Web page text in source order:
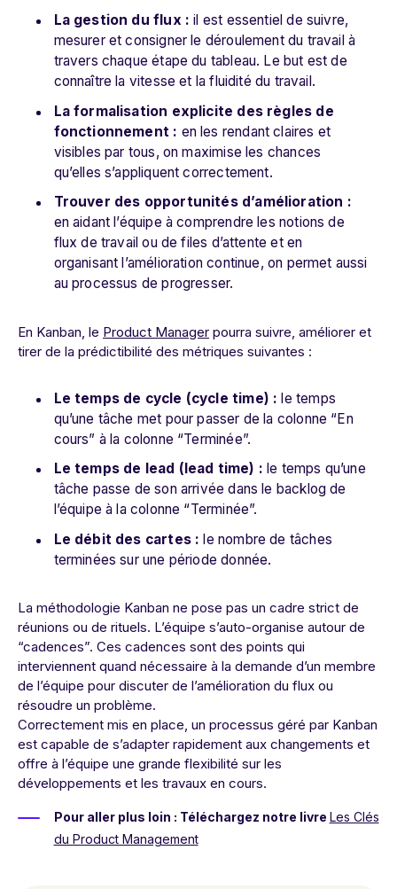
La gestion du flux : il est essentiel de suivre,
mesurer et consigner le déroulement du travail à
travers chaque étape du tableau. Le but est de
connaître la vitesse et la fluidité du travail.
La formalisation explicite des règles de
fonctionnement : en les rendant claires et
visibles par tous, on maximise les chances
qu’elles s’appliquent correctement.
Trouver des opportunités d’amélioration :
en aidant l’équipe à comprendre les notions de
flux de travail ou de files d’attente et en
organisant l’amélioration continue, on permet aussi
au processus de progresser.
En Kanban, le Product Manager pourra suivre, améliorer et
tirer de la prédictibilité des métriques suivantes :
Le temps de cycle (cycle time) : le temps
qu’une tâche met pour passer de la colonne “En
cours” à la colonne “Terminée”.
Le temps de lead (lead time) : le temps qu’une
tâche passe de son arrivée dans le backlog de
l’équipe à la colonne “Terminée”.
Le débit des cartes : le nombre de tâches
terminées sur une période donnée.
La méthodologie Kanban ne pose pas un cadre strict de
réunions ou de rituels. L’équipe s’auto-organise autour de
“cadences”. Ces cadences sont des points qui
interviennent quand nécessaire à la demande d’un membre
de l’équipe pour discuter de l’amélioration du flux ou
résoudre un problème.
Correctement mis en place, un processus géré par Kanban
est capable de s’adapter rapidement aux changements et
offre à l’équipe une grande flexibilité sur les
développements et les travaux en cours.
Pour aller plus loin : Téléchargez notre livre Les Clés
du Product Management